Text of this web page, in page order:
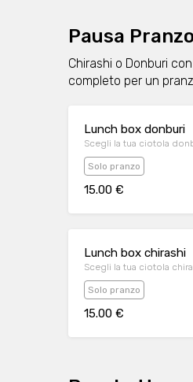
Pausa Pranzo
Chirashi o Donburi
completo per un
Lunch box donburi
Scegli la tua ciotola
Solo pranzo
15.00 €
Lunch box chirashi
Scegli la tua ciotola
Solo pranzo
15.00 €